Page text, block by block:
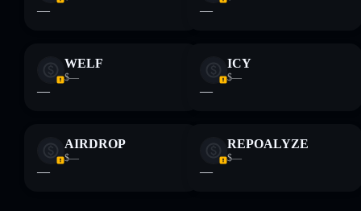
— —
WELF
$—
—
ICY
$—
—
AIRDROP
$—
—
REPOALYZE
$—
—